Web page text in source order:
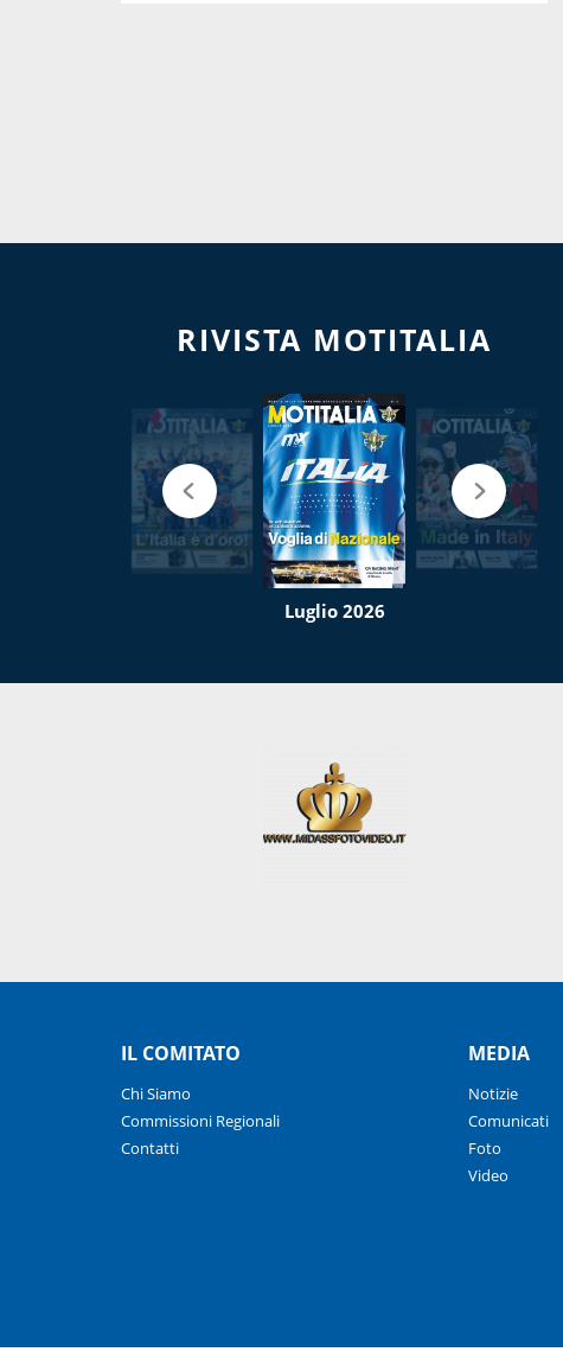
RIVISTA MOTITALIA
Luglio 2026
IL COMITATO
Chi Siamo
Commissioni Regionali
Contatti
MEDIA
Notizie
Comunicati
Foto
Video